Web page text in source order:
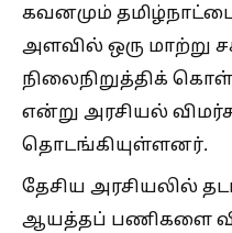
கவனமும்
அளவில் ஒரு மாற்று
நிலைநிறுத்திக்
என்று அரசியல்
தொடங்கியுள்ளனர்.
தேசிய அரசியலில்
ஆயத்தப் பணிகளை